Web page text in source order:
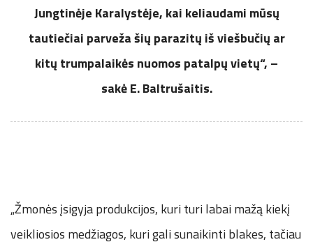
Jungtinėje Karalystėje, kai keliaudami mūsų
tautiečiai parveža šių parazitų iš viešbučių ar
kitų trumpalaikės nuomos patalpų vietų“, –
sakė E. Baltrušaitis.
„Žmonės įsigyja produkcijos, kuri turi labai mažą kiekį
veikliosios medžiagos, kuri gali sunaikinti blakes, tačiau